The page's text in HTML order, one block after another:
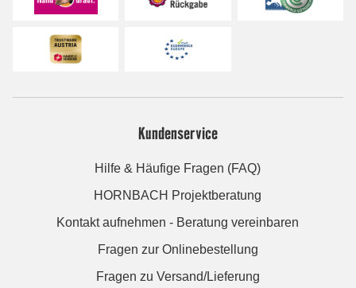
Kundenservice
Hilfe & Häufige Fragen (FAQ)
HORNBACH Projektberatung
Kontakt aufnehmen - Beratung vereinbaren
Fragen zur Onlinebestellung
Fragen zu Versand/Lieferung